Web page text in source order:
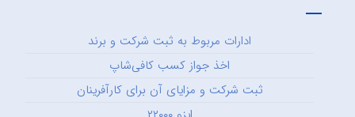
ادارات مربوط به ثبت شرکت و برند
اخذ جواز کسب کافی‌شاپ
ثبت شرکت و مزایای آن برای کارآفرینان